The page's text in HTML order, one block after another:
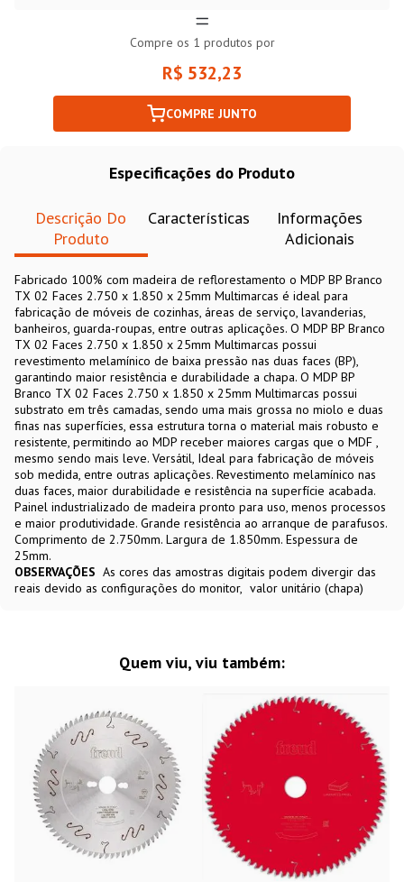
Compre os 1 produtos por
R$ 532,23
COMPRE JUNTO
Especificações do Produto
Descrição Do
Produto
Características
Informações
Adicionais
Fabricado 100% com madeira de reflorestamento o MDP BP Branco
TX 02 Faces 2.750 x 1.850 x 25mm Multimarcas é ideal para
fabricação de móveis de cozinhas, áreas de serviço, lavanderias,
banheiros, guarda-roupas, entre outras aplicações. O MDP BP Branco
TX 02 Faces 2.750 x 1.850 x 25mm Multimarcas possui
revestimento melamínico de baixa pressão nas duas faces (BP),
garantindo maior resistência e durabilidade a chapa. O MDP BP
Branco TX 02 Faces 2.750 x 1.850 x 25mm Multimarcas possui
substrato em três camadas, sendo uma mais grossa no miolo e duas
finas nas superfícies, essa estrutura torna o material mais robusto e
resistente, permitindo ao MDP receber maiores cargas que o MDF ,
mesmo sendo mais leve. Versátil, Ideal para fabricação de móveis
sob medida, entre outras aplicações. Revestimento melamínico nas
duas faces, maior durabilidade e resistência na superfície acabada.
Painel industrializado de madeira pronto para uso, menos processos
e maior produtividade. Grande resistência ao arranque de parafusos.
Comprimento de 2.750mm. Largura de 1.850mm. Espessura de
25mm.
OBSERVAÇÕES As cores das amostras digitais podem divergir das
reais devido as configurações do monitor
valor unitário (chapa)
Quem viu, viu também: